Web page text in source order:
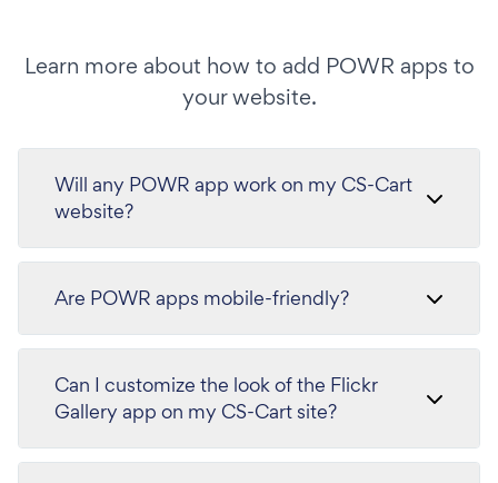
Learn more about how to add POWR apps to
your website.
Will any POWR app work on my CS-Cart
website?
Are POWR apps mobile-friendly?
Can I customize the look of the Flickr
Gallery app on my CS-Cart site?